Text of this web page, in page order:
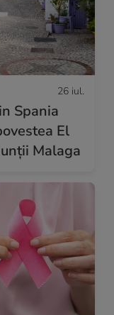
26 iul.
Spania
El
Malaga